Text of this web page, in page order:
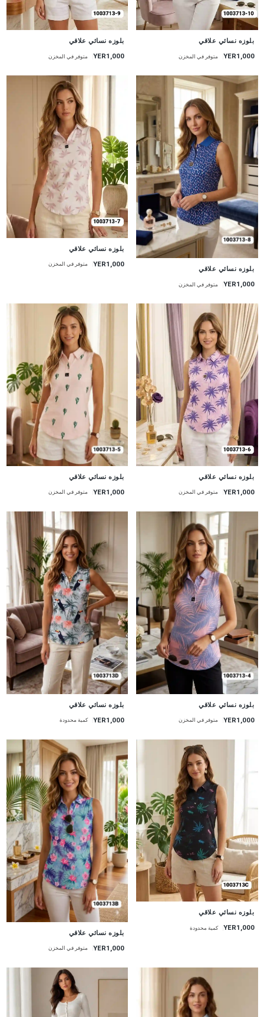
بلوزه نسائي علاقي
YER1,000 متوفر في المخزن
جديد
بلوزه نسائي علاقي
YER1,000 متوفر في المخزن
جديد
بلوزه نسائي علاقي
YER1,000 متوفر في المخزن
بلوزه نسائي علاقي
YER1,000 متوفر في المخزن
بلوزه نسائي علاقي
YER1,000 متوفر في المخزن
بلوزه نسائي علاقي
YER1,000 متوفر في المخزن
بلوزه نسائي علاقي
YER1,000 متوفر في المخزن
بلوزه نسائي علاقي
YER1,000 كمية محدودة
بلوزه نسائي علاقي
YER1,000 كمية محدودة
بلوزه نسائي علاقي
YER1,000 متوفر في المخزن